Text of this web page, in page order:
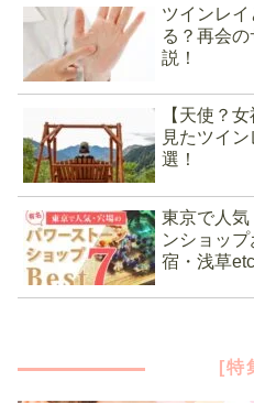
ツインレ
る？再会
説！
【天使？
見たツイ
選！
東京で人
ンショッ
宿・浅草
[特